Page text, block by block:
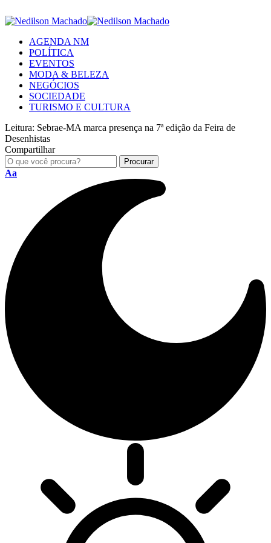
AGENDA NM
POLÍTICA
EVENTOS
MODA & BELEZA
NEGÓCIOS
SOCIEDADE
TURISMO E CULTURA
Leitura: Sebrae-MA marca presença na 7ª edição da Feira de
Desenhistas
Compartilhar
Aa